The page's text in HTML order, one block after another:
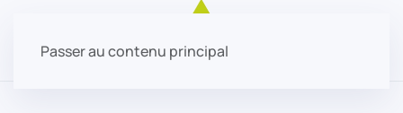
Passer au contenu principal